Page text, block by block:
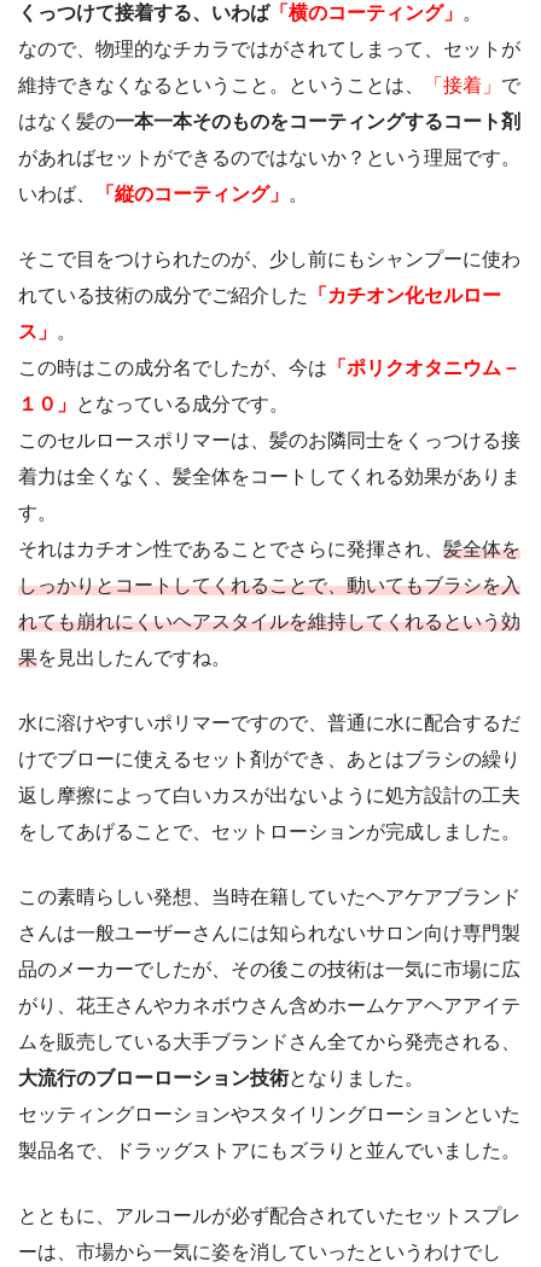
くっつけて接着する、いわば「横のコーティング」 。
なので、物理的なチカラではがされてしまって、セットが
維持できなくなるということ。ということは、
「接着」 で
はなく髪の一本一本そのものをコーティングするコート剤
があればセットができるのではないか？という理屈です。
いわば、
「縦のコーティング」 。
そこで目をつけられたのが、少し前にもシャンプーに使わ
れている技術の成分でご紹介した
「カチオン化セルロー
ス」 。
この時はこの成分名でしたが、今は 「ポリクオタニウム－
１０」 となっている成分です。
このセルロースポリマーは、髪のお隣同士をくっつける接
着力は全くなく、髪全体をコートしてくれる効果がありま
す。
それはカチオン性であることでさらに発揮され、 髪全体を
しっかりとコートしてくれることで、動いてもブラシを入
れても崩れにくいヘアスタイルを維持してくれるという効
果を見出したんですね。
水に溶けやすいポリマーですので、普通に水に配合するだ
けでブローに使えるセット剤ができ、あとはブラシの繰り
返し摩擦によって白いカスが出ないように処方設計の工夫
をしてあげることで、セットローションが完成しました。
この素晴らしい発想、当時在籍していたヘアケアブランド
さんは一般ユーザーさんには知られないサロン向け専門製
品のメーカーでしたが、その後この技術は一気に市場に広
がり、花王さんやカネボウさん含めホームケアヘアアイテ
ムを販売している大手ブランドさん全てから発売される、
大流行のブローローション技術となりました。
セッティングローションやスタイリングローションといた
製品名で、ドラッグストアにもズラりと並んでいました。
とともに、アルコールが必ず配合されていたセットスプレ
ーは、市場から一気に姿を消していったというわけでし